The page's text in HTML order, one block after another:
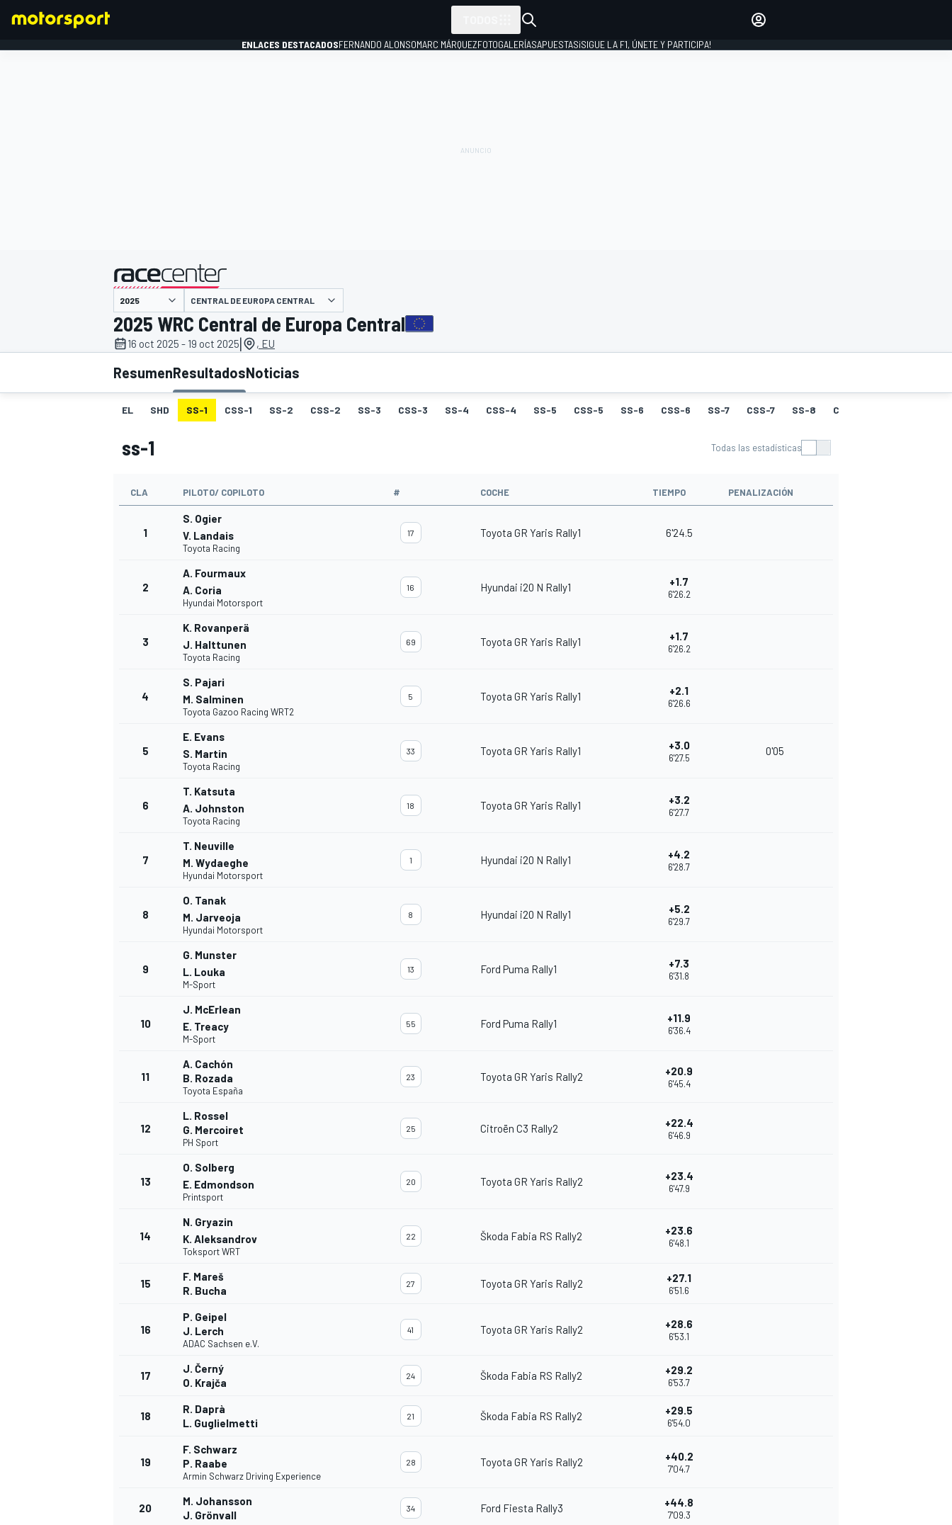
INDYCAR WRC
MÁS CATEGORÍAS
ENLACES DESTACADOSFERNANDO ALONSOMARC MÁRQUEZFOTOGALERÍASAPUESTAS¡SIGUE LA F1, ÚNETE Y PARTICIPA!
presentado por
CENTRAL DE EUROPA CENTRAL
2025 WRC Central de Europa Central
16 oct 2025 - 19 oct 2025| , EU
ResumenResultadosNoticias
EL SHD SS-1 CSS-1 SS-2 CSS-2 SS-3 CSS-3 SS-4 CSS-4 SS-5 CSS-5 SS-6 CSS-6 SS-7 CSS-7 SS-8 CSS-8
ss-1 Todas las estadísticas
CLA PILOTO/ COPILOTO # COCHE TIEMPO PENALIZACIÓN
1
S. Ogier
V. Landais
Toyota Racing
17 Toyota GR Yaris Rally1 6'24.5
2
A. Fourmaux
A. Coria
Hyundai Motorsport
16 Hyundai i20 N Rally1 +1.7
6'26.2
3
K. Rovanperä
J. Halttunen
Toyota Racing
69 Toyota GR Yaris Rally1 +1.7
6'26.2
4
S. Pajari
M. Salminen
Toyota Gazoo Racing WRT2
5 Toyota GR Yaris Rally1 +2.1
6'26.6
5
E. Evans
S. Martin
Toyota Racing
33 Toyota GR Yaris Rally1 +3.0
6'27.5
0'05
6
T. Katsuta
A. Johnston
Toyota Racing
18 Toyota GR Yaris Rally1 +3.2
6'27.7
7
T. Neuville
M. Wydaeghe
Hyundai Motorsport
1 Hyundai i20 N Rally1 +4.2
6'28.7
8
O. Tanak
M. Jarveoja
Hyundai Motorsport
8 Hyundai i20 N Rally1 +5.2
6'29.7
9
G. Munster
L. Louka
M-Sport
13 Ford Puma Rally1 +7.3
6'31.8
10
J. McErlean
E. Treacy
M-Sport
55 Ford Puma Rally1 +11.9
6'36.4
11
A. Cachón
B. Rozada
Toyota España
23 Toyota GR Yaris Rally2 +20.9
6'45.4
12
L. Rossel
G. Mercoiret
PH Sport
25 Citroën C3 Rally2 +22.4
6'46.9
13
O. Solberg
E. Edmondson
Printsport
20 Toyota GR Yaris Rally2 +23.4
6'47.9
14
N. Gryazin
K. Aleksandrov
Toksport WRT
22 Škoda Fabia RS Rally2 +23.6
6'48.1
15
F. Mareš
R. Bucha
27 Toyota GR Yaris Rally2 +27.1
6'51.6
16
P. Geipel
J. Lerch
ADAC Sachsen e.V.
41 Toyota GR Yaris Rally2 +28.6
6'53.1
17
J. Černý
O. Krajča
24 Škoda Fabia RS Rally2 +29.2
6'53.7
18
R. Daprà
L. Guglielmetti
21 Škoda Fabia RS Rally2 +29.5
6'54.0
19
F. Schwarz
P. Raabe
Armin Schwarz Driving Experience
28 Toyota GR Yaris Rally2 +40.2
7'04.7
20
M. Johansson
J. Grönvall
34 Ford Fiesta Rally3 +44.8
7'09.3